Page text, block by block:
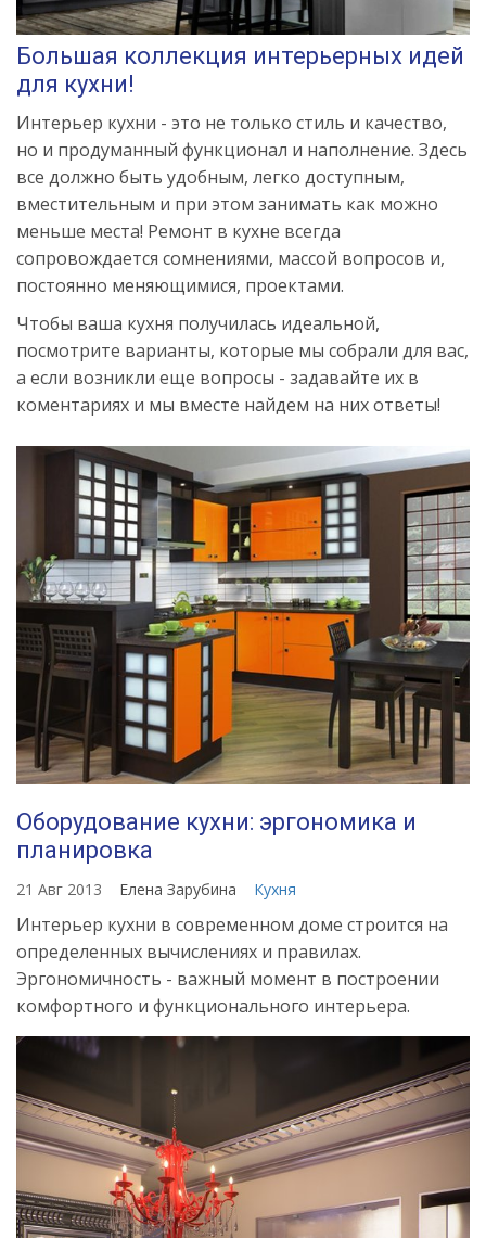
Большая коллекция интерьерных идей
для кухни!
Интерьер кухни - это не только стиль и качество,
но и продуманный функционал и наполнение. Здесь
все должно быть удобным, легко доступным,
вместительным и при этом занимать как можно
меньше места! Ремонт в кухне всегда
сопровождается сомнениями, массой вопросов и,
постоянно меняющимися, проектами.
Чтобы ваша кухня получилась идеальной,
посмотрите варианты, которые мы собрали для вас,
а если возникли еще вопросы - задавайте их в
коментариях и мы вместе найдем на них ответы!
Оборудование кухни: эргономика и
планировка
21 Авг 2013 Елена Зарубина Кухня
Интерьер кухни в современном доме строится на
определенных вычислениях и правилах.
Эргономичность - важный момент в построении
комфортного и функционального интерьера.